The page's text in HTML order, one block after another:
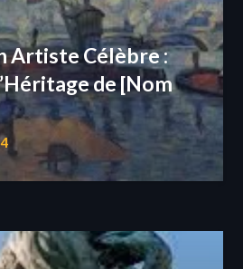
Artiste Célèbre :
de [Nom